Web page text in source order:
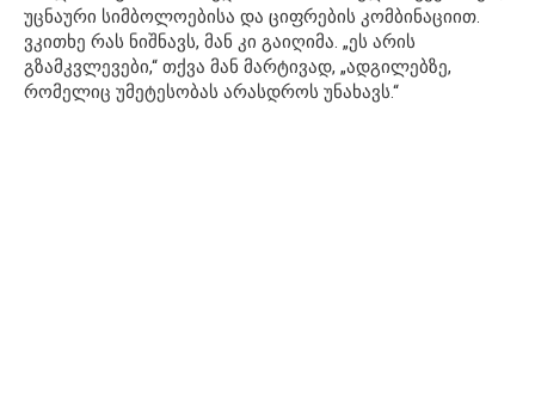
უცნაური სიმბოლოებისა და ციფრების კომბინაციით.
ვკითხე რას ნიშნავს, მან კი გაიღიმა. „ეს არის
გზამკვლევები,“ თქვა მან მარტივად, „ადგილებზე,
რომელიც უმეტესობას არასდროს უნახავს.“